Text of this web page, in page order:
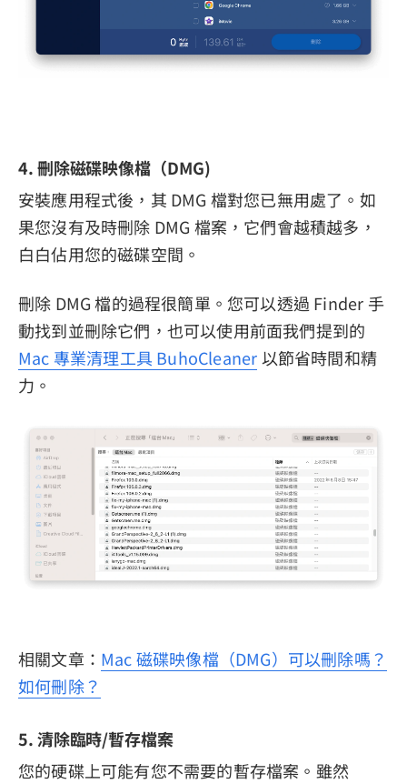
4. 刪除磁碟映像檔（DMG)
安裝應用程式後，其 DMG 檔對您已無用處了。如
果您沒有及時刪除 DMG 檔案，它們會越積越多，
白白佔用您的磁碟空間。
刪除 DMG 檔的過程很簡單。您可以透過 Finder 手
動找到並刪除它們，也可以使用前面我們提到的
Mac 專業清理工具 BuhoCleaner以節省時間和精
力。
相關文章： Mac 磁碟映像檔（DMG）可以刪除嗎？
如何刪除？
5. 清除臨時/暫存檔案
您的硬碟上可能有您不需要的暫存檔案。雖然